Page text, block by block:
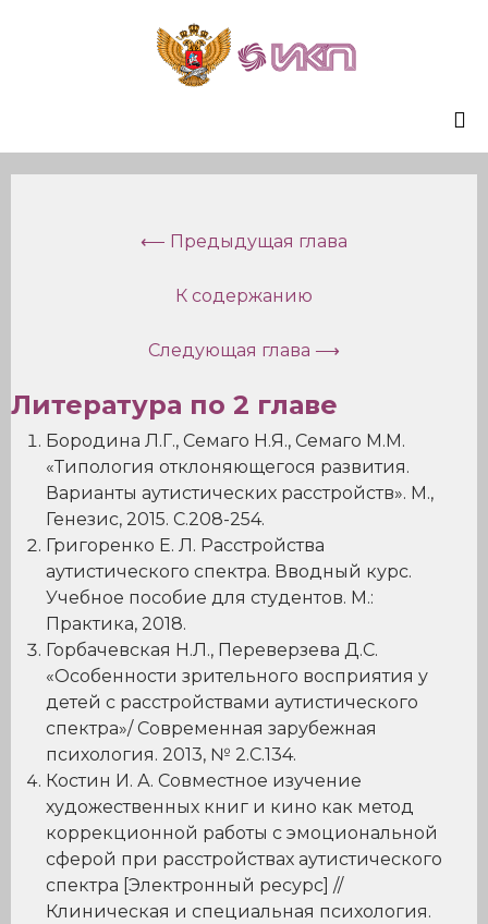
⟵ Предыдущая глава
К содержанию
Следующая глава ⟶
Литература по 2 главе
Бородина Л.Г., Семаго Н.Я., Семаго М.М.
«Типология отклоняющегося развития.
Варианты аутистических расстройств». М.,
Генезис, 2015. С.208-254.
Григоренко Е. Л. Расстройства
аутистического спектра. Вводный курс.
Учебное пособие для студентов. М.:
Практика, 2018.
Горбачевская Н.Л., Переверзева Д.С.
«Особенности зрительного восприятия у
детей с расстройствами аутистического
спектра»/ Современная зарубежная
психология. 2013, № 2.С.134.
Костин И. А. Совместное изучение
художественных книг и кино как метод
коррекционной работы с эмоциональной
сферой при расстройствах аутистического
спектра [Электронный ресурс] //
Клиническая и специальная психология.